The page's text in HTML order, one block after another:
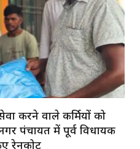
करने वाले कर्मियों को
पंचायत में पूर्व विधायक
रेनकोट